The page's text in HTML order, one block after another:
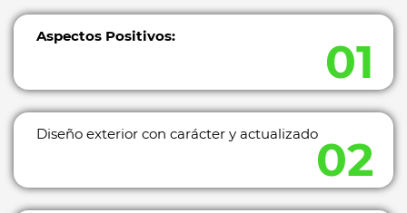
Aspectos Positivos:
Diseño exterior con carácter y actualizado